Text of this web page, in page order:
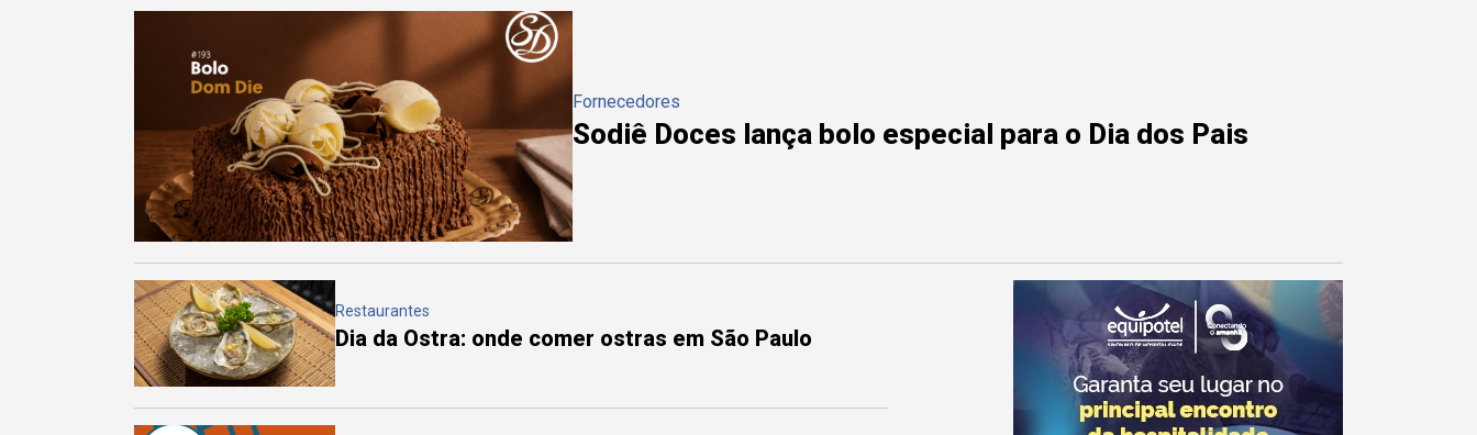
Fornecedores
Sodiê Doces lança bolo especial para o Dia dos Pais
Restaurantes
Dia da Ostra: onde comer ostras em São Paulo